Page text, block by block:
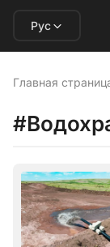
Рус
Главная